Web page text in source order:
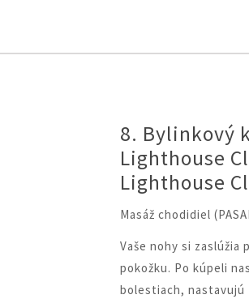
8. Bylinkový
Lighthouse
Lighthouse
Masáž chodidiel
Vaše nohy si zaslúžia
pokožku. Po kúpeli
bolestiach, nastavujú